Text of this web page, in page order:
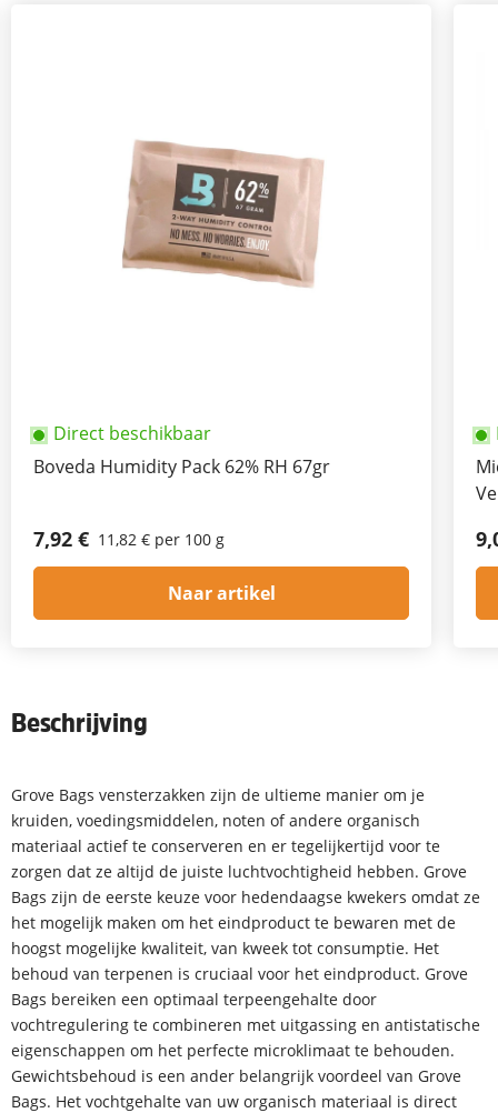
Direct beschikbaar
Boveda Humidity Pack 62% RH 67gr
7,92 € 11,82 € per 100 g
Naar artikel
Beschrijving
Grove Bags vensterzakken zijn de ultieme manier om je
kruiden, voedingsmiddelen, noten of andere organisch
materiaal actief te conserveren en er tegelijkertijd voor te
zorgen dat ze altijd de juiste luchtvochtigheid hebben. Grove
Bags zijn de eerste keuze voor hedendaagse kwekers omdat ze
het mogelijk maken om het eindproduct te bewaren met de
hoogst mogelijke kwaliteit, van kweek tot consumptie. Het
behoud van terpenen is cruciaal voor het eindproduct. Grove
Bags bereiken een optimaal terpeengehalte door
vochtregulering te combineren met uitgassing en antistatische
eigenschappen om het perfecte microklimaat te behouden.
Gewichtsbehoud is een ander belangrijk voordeel van Grove
Bags. Het vochtgehalte van uw organisch materiaal is direct